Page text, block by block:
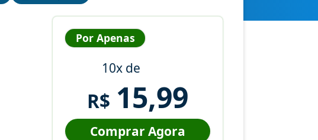
Por Apenas
10x de
R$ 15,99
Comprar Agora